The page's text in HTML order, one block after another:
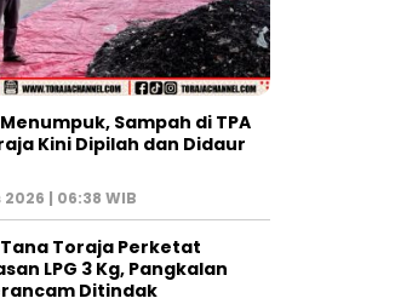
Sampah di TPA
Kini Dipilah dan Didaur
| 06:38 WIB
Toraja Perketat
LPG 3 Kg, Pangkalan
Ditindak